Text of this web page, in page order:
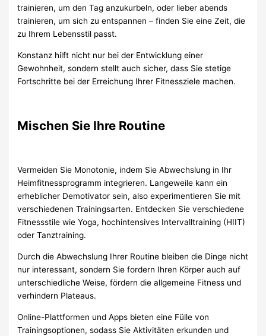
trainieren, um den Tag anzukurbeln, oder lieber abends
trainieren, um sich zu entspannen – finden Sie eine Zeit, die
zu Ihrem Lebensstil passt.
Konstanz hilft nicht nur bei der Entwicklung einer
Gewohnheit, sondern stellt auch sicher, dass Sie stetige
Fortschritte bei der Erreichung Ihrer Fitnessziele machen.
Mischen Sie Ihre Routine
Vermeiden Sie Monotonie, indem Sie Abwechslung in Ihr
Heimfitnessprogramm integrieren. Langeweile kann ein
erheblicher Demotivator sein, also experimentieren Sie mit
verschiedenen Trainingsarten. Entdecken Sie verschiedene
Fitnessstile wie Yoga, hochintensives Intervalltraining (HIIT)
oder Tanztraining.
Durch die Abwechslung Ihrer Routine bleiben die Dinge nicht
nur interessant, sondern Sie fordern Ihren Körper auch auf
unterschiedliche Weise, fördern die allgemeine Fitness und
verhindern Plateaus.
Online-Plattformen und Apps bieten eine Fülle von
Trainingsoptionen, sodass Sie Aktivitäten erkunden und